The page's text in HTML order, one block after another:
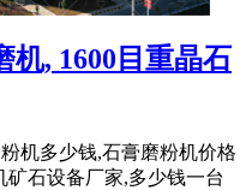
机, 1600目重晶石
机多少钱,石膏磨粉机价格
矿石设备厂家,多少钱一台